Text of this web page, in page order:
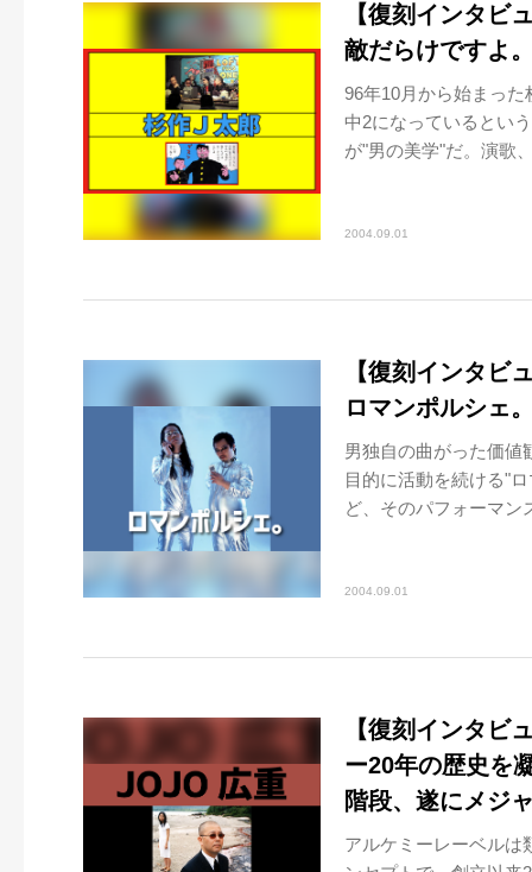
【復刻インタビ
敵だらけですよ
96年10月から始まっ
中2になっているとい
が"男の美学"だ。演歌
2004.09.01
【復刻インタビ
ロマンポルシェ
男独自の曲がった価値
目的に活動を続ける"
ど、そのパフォーマン
2004.09.01
【復刻インタビ
ー20年の歴史を
階段、遂にメジ
アルケミーレーベルは